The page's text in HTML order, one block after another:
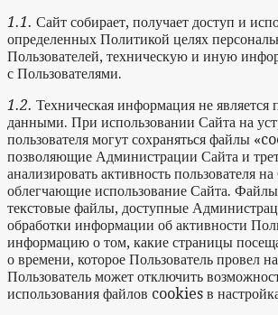
1.1. Сайт собирает, получает доступ и
определенных Политикой целях
Пользователей, техническую и иную
с Пользователями.
1.2. Техническая информация не является
данными. При использовании Сайта на
пользователя могут сохраняться файлы
позволяющие Администрации Сайта и
анализировать активность пользователя
облегчающие использование Сайта.
текстовые файлы, доступные
обработки информации об активности
информацию о том, какие страницы
о времени, которое Пользователь провел
Пользователь может отключить
использования файлов cookies в